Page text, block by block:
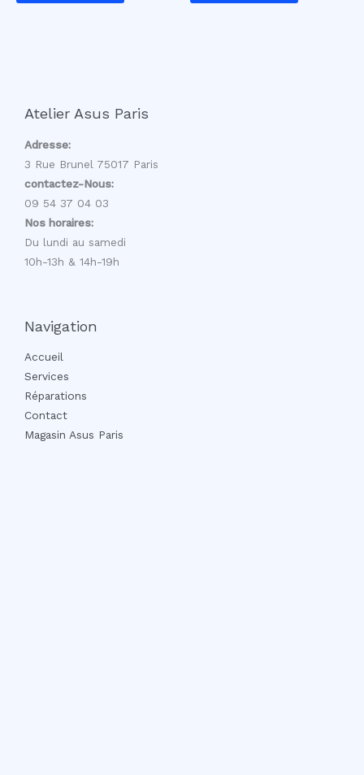
Atelier Asus Paris
Adresse:
3 Rue Brunel 75017 Paris
contactez-Nous:
09 54 37 04 03
Nos horaires:
Du lundi au samedi
10h-13h & 14h-19h
Navigation
Accueil
Services
Réparations
Contact
Magasin Asus Paris